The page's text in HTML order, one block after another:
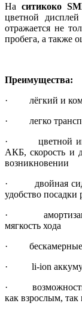
Наситикоко
цветной
отражается не
пробега, а также
Преимущества:
· лёгкий и
· легко
· цветной
АКБ, скорость и
возникновении
· двойная
удобство посадки
· амортизация
мягкость хода
· бескамерные
· li-ion
· возможность
как взрослым, так